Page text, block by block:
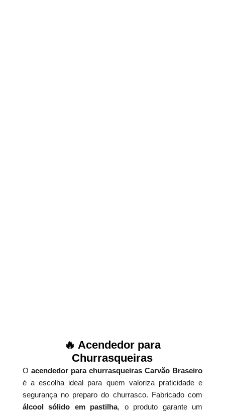
🔥 Acendedor para
Churrasqueiras
O acendedor para churrasqueiras Carvão Braseiro
é a escolha ideal para quem valoriza praticidade e
segurança no preparo do churrasco. Fabricado com
álcool sólido em pastilha, o produto garante um